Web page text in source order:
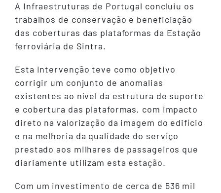
A Infraestruturas de Portugal concluiu os
trabalhos de conservação e beneficiação
das coberturas das plataformas da Estação
ferroviária de Sintra.
Esta intervenção teve como objetivo
corrigir um conjunto de anomalias
existentes ao nível da estrutura de suporte
e cobertura das plataformas, com impacto
direto na valorização da imagem do edifício
e na melhoria da qualidade do serviço
prestado aos milhares de passageiros que
diariamente utilizam esta estação.
Com um investimento de cerca de 536 mil